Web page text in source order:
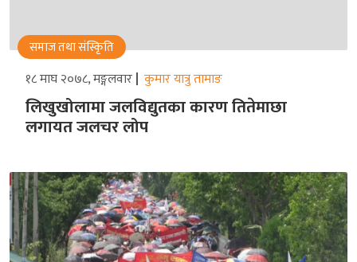
समाज तथा संस्किृति
१८ माघ २०७८, मङ्गलवार कुमार यात्रु तामाङ
लिखुखोलामा जलविद्युतका कारण तितेमाछा
लगायत जलचर लोप